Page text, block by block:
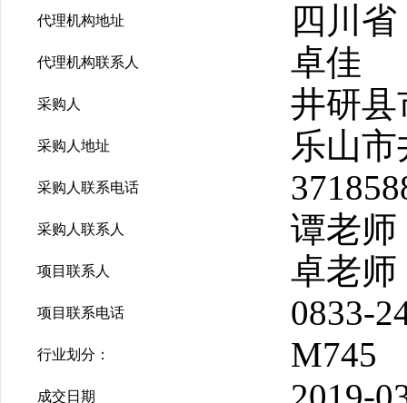
代理机构地址 四川
代理机构联系人 卓佳
采购人 井研县
采购人地址 乐山
采购人联系电话
采购人联系人 谭老师
项目联系人 卓老师
项目联系电话 0833-
行业划分： M745
成交日期